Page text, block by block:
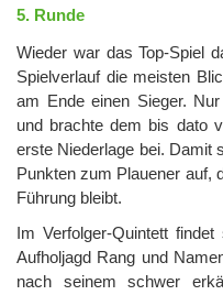
5. Runde
Wieder war das Top-Spiel
Spielverlauf die meisten
am Ende einen Sieger.
und brachte dem bis dato
erste Niederlage bei. Damit
Punkten zum Plauener auf,
Führung bleibt.
Im Verfolger-Quintett
Aufholjagd Rang und
nach seinem schwer